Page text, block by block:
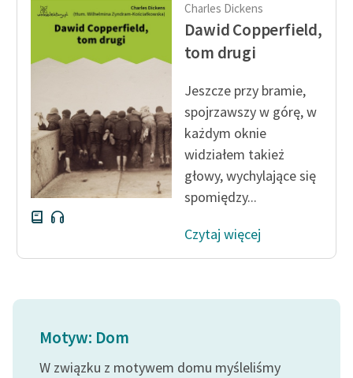
Charles Dickens
Dawid Copperfield,
tom drugi
Jeszcze przy bramie,
spojrzawszy w górę, w
każdym oknie
widziałem takież
głowy, wychylające się
spomiędzy...
Czytaj więcej
Motyw: Dom
W związku z motywem domu myśleliśmy